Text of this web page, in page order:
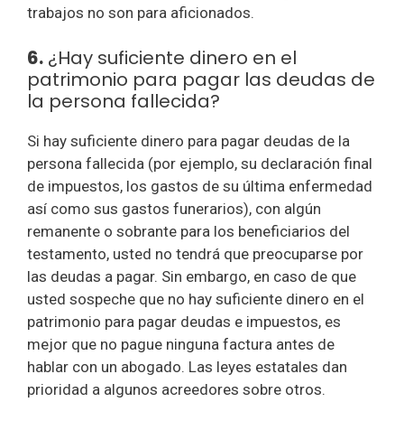
trabajos no son para aficionados.
6. ¿Hay suficiente dinero en el
patrimonio para pagar las deudas de
la persona fallecida?
Si hay suficiente dinero para pagar deudas de la
persona fallecida (por ejemplo, su declaración final
de impuestos, los gastos de su última enfermedad
así como sus gastos funerarios), con algún
remanente o sobrante para los beneficiarios del
testamento, usted no tendrá que preocuparse por
las deudas a pagar. Sin embargo, en caso de que
usted sospeche que no hay suficiente dinero en el
patrimonio para pagar deudas e impuestos, es
mejor que no pague ninguna factura antes de
hablar con un abogado. Las leyes estatales dan
prioridad a algunos acreedores sobre otros.